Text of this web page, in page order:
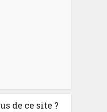
de ce site ?